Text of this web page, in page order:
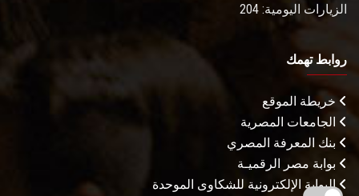
الزيارات اليومية: 204
روابط تهمك
خريطة الموقع
الجامعات المصرية
بنك المعرفة المصري
بوابة مصر الرقميـة
البوابة الإلكترونية للشكاوى الموحدة